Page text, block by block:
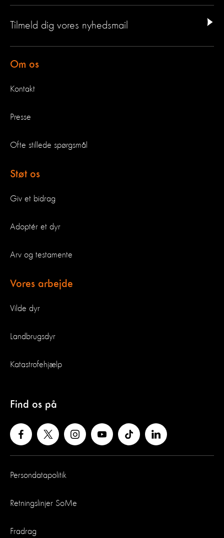
Tilmeld dig vores nyhedsmail
Om os
Kontakt
Presse
Ofte stillede spørgsmål
Støt os
Giv et bidrag
Adoptér et dyr
Arv og testamente
Vores arbejde
Vilde dyr
Landbrugsdyr
Katastrofehjælp
Find os på
Persondatapolitik
Retningslinjer SoMe
Fradrag